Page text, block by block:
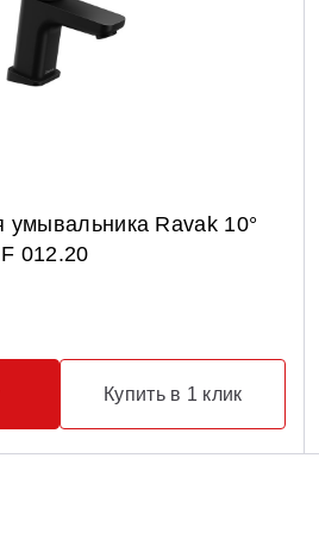
умывальника Ravak 10°
012.20
Купить в 1 клик